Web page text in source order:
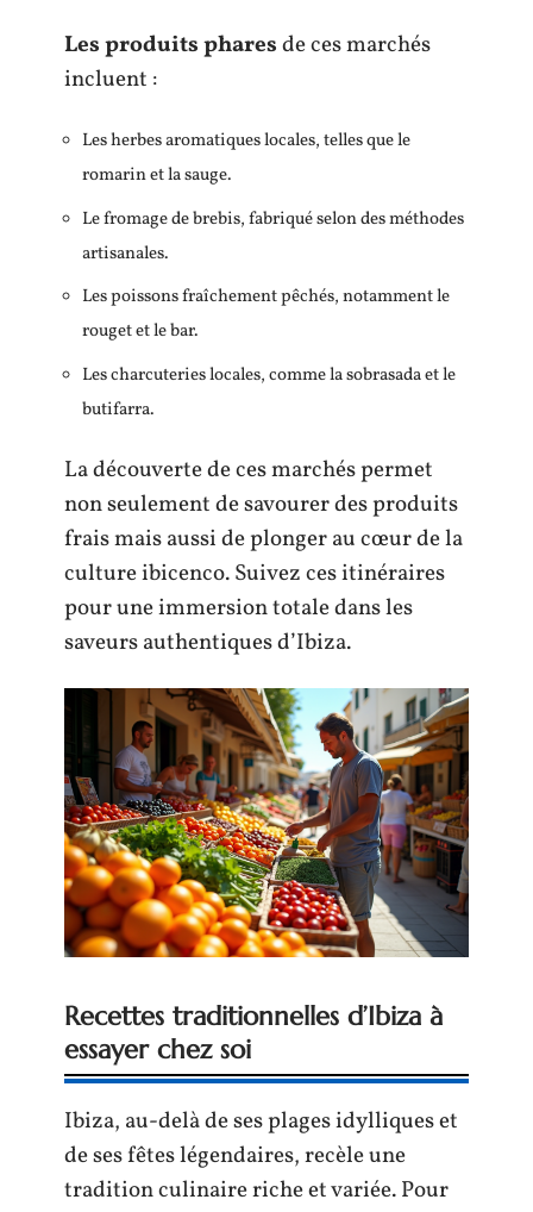
Les produits pharesde ces marchés
incluent :
Les herbes aromatiques locales, telles que le
romarin et la sauge.
Le fromage de brebis, fabriqué selon des méthodes
artisanales.
Les poissons fraîchement pêchés, notamment le
rouget et le bar.
Les charcuteries locales, comme la sobrasada et le
butifarra.
La découverte de ces marchés permet
non seulement de savourer des produits
frais mais aussi de plonger au cœur de la
culture ibicenco. Suivez ces itinéraires
pour une immersion totale dans les
saveurs authentiques d’Ibiza.
Recettes traditionnelles d’Ibiza à
essayer chez soi
Ibiza, au-delà de ses plages idylliques et
de ses fêtes légendaires, recèle une
tradition culinaire riche et variée. Pour